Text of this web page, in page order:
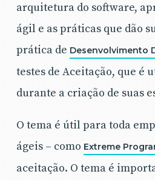
arquitetura do software,
ágil e as práticas que dão
prática de Desenvolvimento
testes de Aceitação, que
durante a criação de suas
O tema é útil para toda
ágeis – como Extreme
aceitação. O tema é